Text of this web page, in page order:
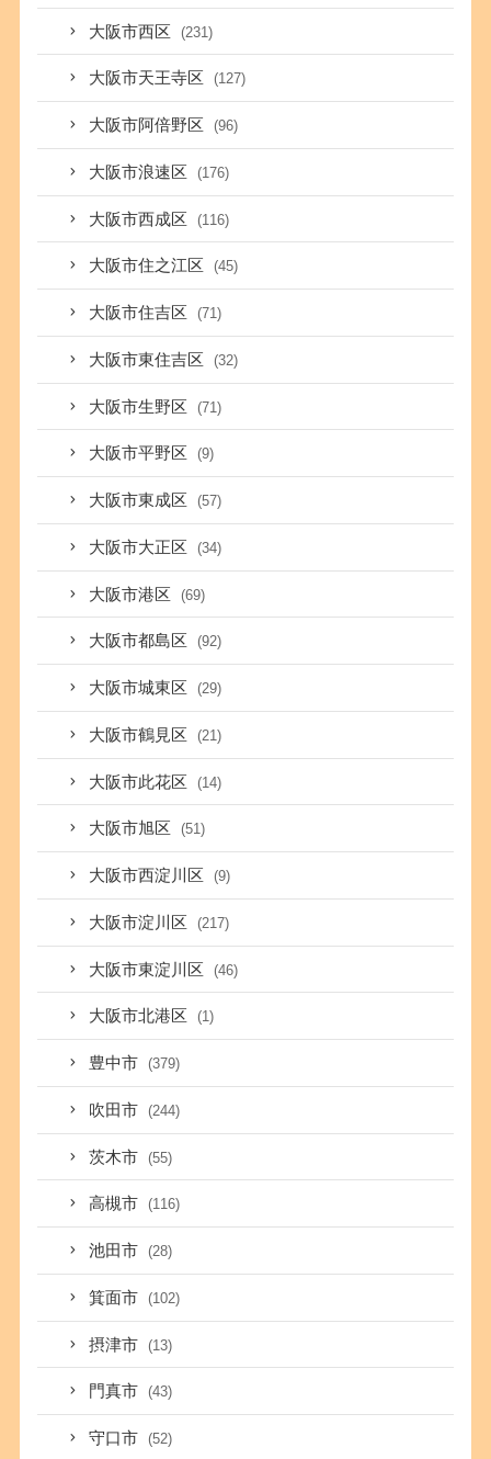
大阪市西区 (231)
大阪市天王寺区 (127)
大阪市阿倍野区 (96)
大阪市浪速区 (176)
大阪市西成区 (116)
大阪市住之江区 (45)
大阪市住吉区 (71)
大阪市東住吉区 (32)
大阪市生野区 (71)
大阪市平野区 (9)
大阪市東成区 (57)
大阪市大正区 (34)
大阪市港区 (69)
大阪市都島区 (92)
大阪市城東区 (29)
大阪市鶴見区 (21)
大阪市此花区 (14)
大阪市旭区 (51)
大阪市西淀川区 (9)
大阪市淀川区 (217)
大阪市東淀川区 (46)
大阪市北港区 (1)
豊中市 (379)
吹田市 (244)
茨木市 (55)
高槻市 (116)
池田市 (28)
箕面市 (102)
摂津市 (13)
門真市 (43)
守口市 (52)